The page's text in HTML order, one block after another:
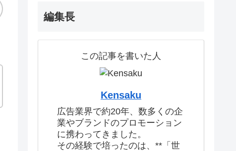
編集長
この記事を書いた人
Kensaku
広告業界で約20年、数多くの企
業やブランドのプロモーション
に携わってきました。
その経験で培ったのは、**「世